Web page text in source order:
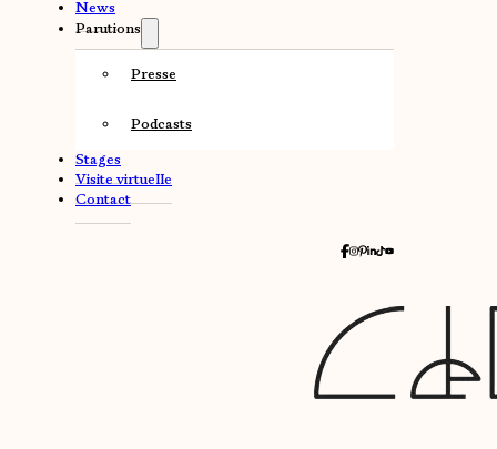
News
Parutions
Presse
Podcasts
Stages
Visite virtuelle
Contact